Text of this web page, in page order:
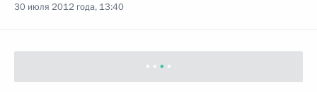
30 июля 2012 года, 13:40